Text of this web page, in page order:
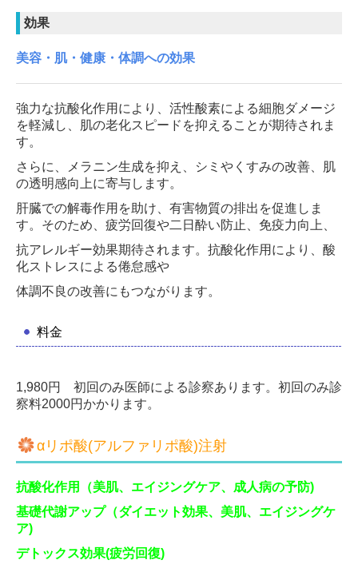
効果
美容・肌・健康・体調への効果
強力な抗酸化作用により、活性酸素による細胞ダメージ
を軽減し、肌の老化スピードを抑えることが期待されま
す。
さらに、メラニン生成を抑え、シミやくすみの改善 、肌
の透明感向上に寄与します。
肝臓での解毒作用を助け、有害物質の排出を促進しま
す。そのため、疲労回復や二日酔い防止、免疫力向上、
抗アレルギー効果期待されます。抗酸化作用により、酸
化ストレスによる倦怠感や
体調不良の改善にもつながります。
料金
1,980円 初回のみ医師による診察あります。初回のみ診
察料2000円かかります。
αリポ酸(アルファリポ酸)注射
抗酸化作用（美肌、エイジングケア、成人病の予防)
基礎代謝アップ（ダイエット効果、美肌、エイジングケ
ア)
デトックス効果(疲労回復)